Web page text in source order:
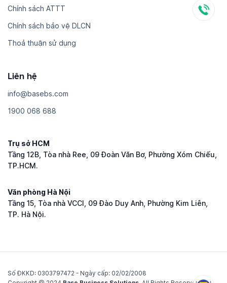
Chính sách ATTT
Chính sách bảo vệ DLCN
Thoả thuận sử dụng
Liên hệ
i​n​f​o​@​b​a​s​e​b​s​.​c​o​m
1​9​0​0​ ​0​6​8​ ​6​8​8
Trụ sở HCM
Tầng 12B, Tòa nhà Ree, 09 Đoàn Văn Bơ, Phường Xóm Chiếu,
TP.HCM.
Văn phòng Hà Nội
Tầng 15, Tòa nhà VCCI, 09 Đào Duy Anh, Phường Kim Liên,
TP. Hà Nội.
Số ĐKKD: 0​3​0​3​7​9​7​4​7​2 - Ngày cấp: 02/02/2008